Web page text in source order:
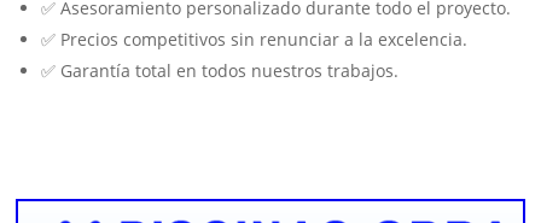
✅ Asesoramiento personalizado durante todo el proyecto.
✅ Precios competitivos sin renunciar a la excelencia.
✅ Garantía total en todos nuestros trabajos.